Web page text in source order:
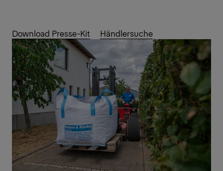
Download Presse-Kit Händlersuche